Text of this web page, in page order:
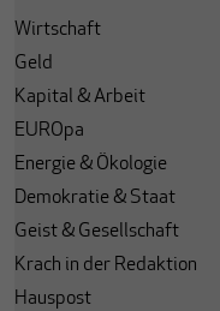
Wirtschaft
Geld
Kapital & Arbeit
EUROpa
Energie & Ökologie
Demokratie & Staat
Geist & Gesellschaft
Krach in der Redaktion
Hauspost